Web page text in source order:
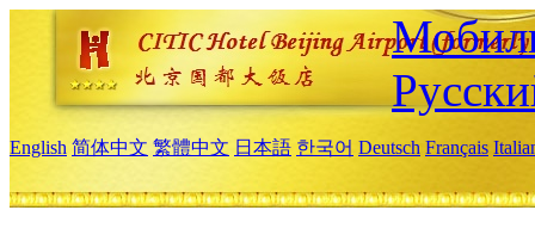
English 简体中文 繁體中文 日本語 한국어 Deutsch Français